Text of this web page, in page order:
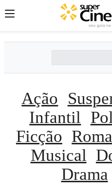
Ação
Infantil
Ficção
Musical
Drama